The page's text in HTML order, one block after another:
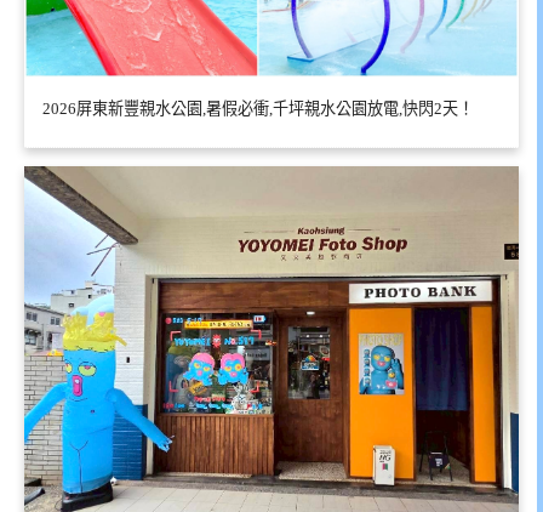
2026屏東新豐親水公園,暑假必衝,千坪親水公園放電,快閃2天！